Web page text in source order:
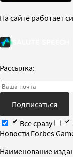
На сайте работает
Рассылка:
Подписаться
Все сразу
Новости Forbes
Наименование